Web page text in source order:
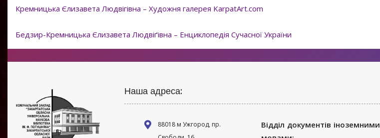
Кремницька Єлизавета Людвігівна – Художня галерея KarpatArt.com
Бедзир-Кремницька Єлизавета Людвіґівна – Енциклопедія Сучасної України
Наша адреса:
88018 м Ужгород, пр.
Відділ документів іноземними